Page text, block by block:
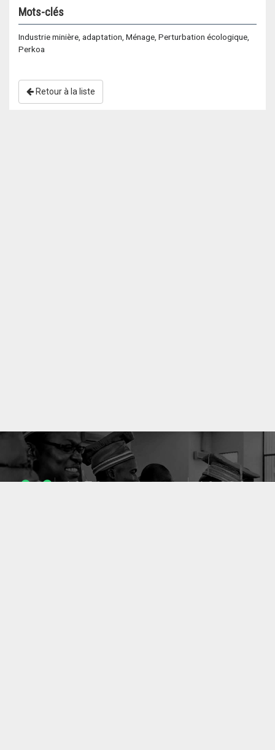
Mots-clés
Industrie minière, adaptation, Ménage, Perturbation écologique,
Perkoa
Retour à la liste
1053 10633